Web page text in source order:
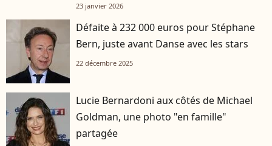
23 janvier 2026
Défaite à 232 000 euros pour Stéphane
Bern, juste avant Danse avec les stars
22 décembre 2025
Lucie Bernardoni aux côtés de Michael
Goldman, une photo "en famille"
partagée